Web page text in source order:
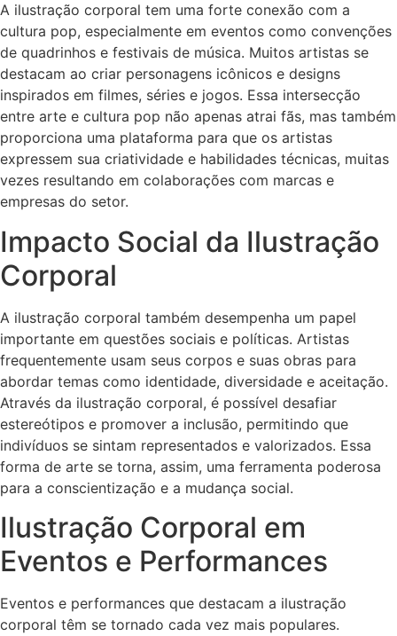
A ilustração corporal tem uma forte conexão com a
cultura pop, especialmente em eventos como convenções
de quadrinhos e festivais de música. Muitos artistas se
destacam ao criar personagens icônicos e designs
inspirados em filmes, séries e jogos. Essa intersecção
entre arte e cultura pop não apenas atrai fãs, mas também
proporciona uma plataforma para que os artistas
expressem sua criatividade e habilidades técnicas, muitas
vezes resultando em colaborações com marcas e
empresas do setor.
Impacto Social da Ilustração
Corporal
A ilustração corporal também desempenha um papel
importante em questões sociais e políticas. Artistas
frequentemente usam seus corpos e suas obras para
abordar temas como identidade, diversidade e aceitação.
Através da ilustração corporal, é possível desafiar
estereótipos e promover a inclusão, permitindo que
indivíduos se sintam representados e valorizados. Essa
forma de arte se torna, assim, uma ferramenta poderosa
para a conscientização e a mudança social.
Ilustração Corporal em
Eventos e Performances
Eventos e performances que destacam a ilustração
corporal têm se tornado cada vez mais populares.